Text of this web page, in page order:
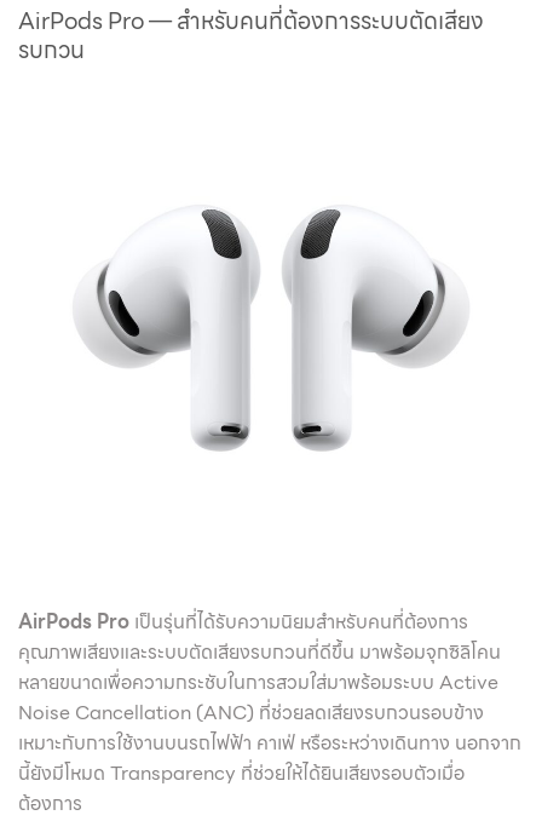
AirPods Pro — สำหรับคนที่ต้องการระบบตัดเสียง
รบกวน
AirPods Pro เป็นรุ่นที่ได้รับความนิยมสำหรับคนที่ต้องการ
คุณภาพเสียงและระบบตัดเสียงรบกวนที่ดีขึ้น มาพร้อมจุกซิลิโคน
หลายขนาดเพื่อความกระชับในการสวมใส่มาพร้อมระบบ Active
Noise Cancellation (ANC) ที่ช่วยลดเสียงรบกวนรอบข้าง
เหมาะกับการใช้งานบนรถไฟฟ้า คาเฟ่ หรือระหว่างเดินทาง นอกจาก
นี้ยังมีโหมด Transparency ที่ช่วยให้ได้ยินเสียงรอบตัวเมื่อ
ต้องการ